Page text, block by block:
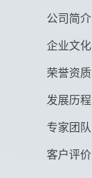
公司简介
企业文化
荣誉资质
发展历程
专家团队
客户评价